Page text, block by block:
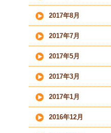
2017年8月
2017年7月
2017年5月
2017年3月
2017年1月
2016年12月